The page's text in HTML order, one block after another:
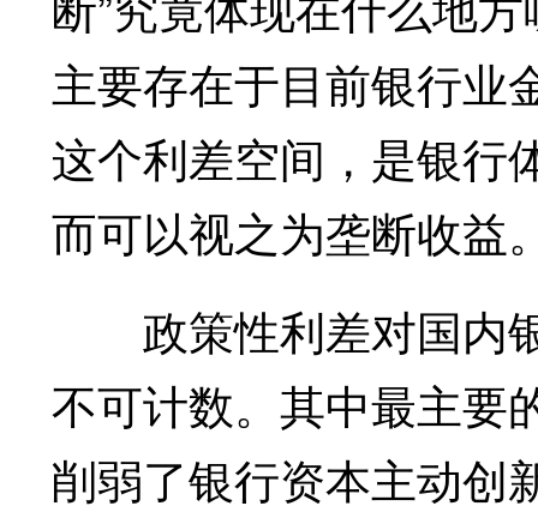
主要存在于目前银行业
这个利差空间，是银行
而可以视之为垄断收益
政策性利差对国内
不可计数。其中最主要
削弱了银行资本主动